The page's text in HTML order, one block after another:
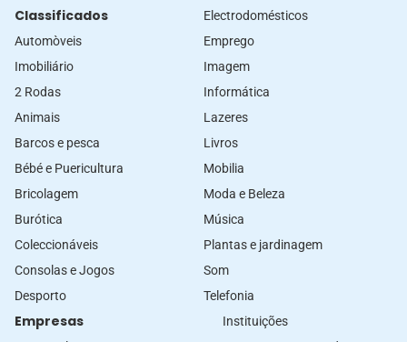
Classificados
Automòveis
Imobiliário
2 Rodas
Animais
Barcos e pesca
Bébé e Puericultura
Bricolagem
Burótica
Coleccionáveis
Consolas e Jogos
Desporto
Electrodomésticos
Emprego
Imagem
Informática
Lazeres
Livros
Mobilia
Moda e Beleza
Música
Plantas e jardinagem
Som
Telefonia
Empresas
Instituições